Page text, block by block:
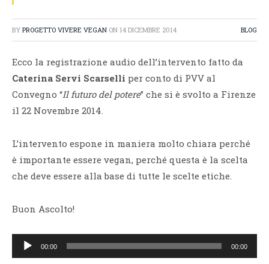
BY PROGETTO VIVERE VEGAN ON 14 DICEMBRE 2014 BLOG
Ecco la registrazione audio dell’intervento fatto da
Caterina Servi Scarselli per conto di PVV al
Convegno “Il futuro del potere” che si è svolto a Firenze
il 22 Novembre 2014.
L’intervento espone in maniera molto chiara perché
è importante essere vegan, perché questa è la scelta
che deve essere alla base di tutte le scelte etiche.
Buon Ascolto!
Audio
Player
00:00 00:00